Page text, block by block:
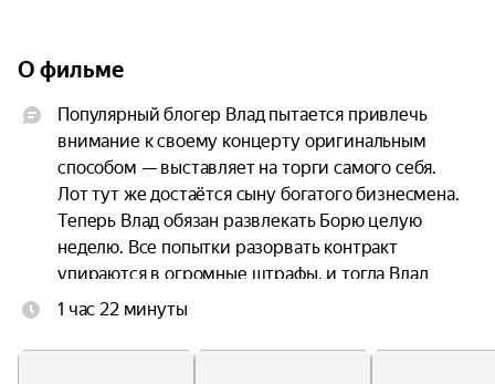
О фильме
Популярный блогер Влад пытается привлечь
внимание к своему концерту оригинальным
способом — выставляет на торги самого себя.
Лот тут же достаётся сыну богатого бизнесмена.
Теперь Влад обязан развлекать Борю целую
неделю. Все попытки разорвать контракт
упираются в огромные штрафы, и тогда Влад
решает как следует разозлить Борю и сделать
устраивает ему всё новые и новые испытания.
1 час 22 минуты